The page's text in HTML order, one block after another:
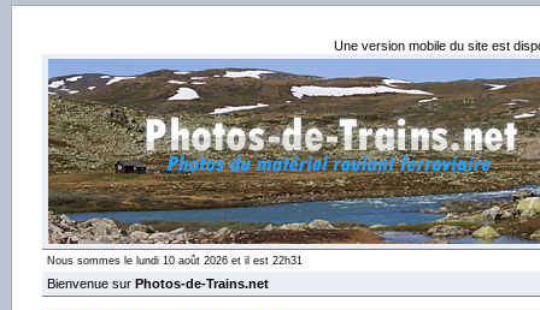
Une version mobile du site est
Nous sommes le lundi 10 août 2026 et il est 22h31
Bienvenue sur Photos-de-Trains.net